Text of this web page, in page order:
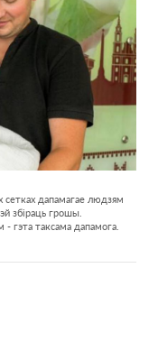
сетках дапамагае людзям
збіраць грошы.
гэта таксама дапамога.